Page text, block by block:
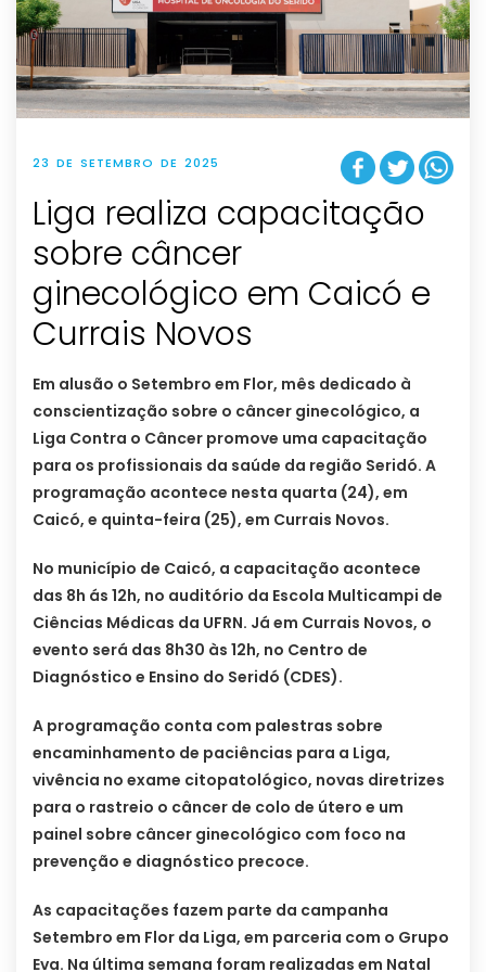
23 DE SETEMBRO DE 2025
Liga realiza capacitação
sobre câncer
ginecológico em Caicó e
Currais Novos
Em alusão o Setembro em Flor, mês dedicado à
conscientização sobre o câncer ginecológico, a
Liga Contra o Câncer promove uma capacitação
para os profissionais da saúde da região Seridó. A
programação acontece nesta quarta (24), em
Caicó, e quinta-feira (25), em Currais Novos.
No município de Caicó, a capacitação acontece
das 8h ás 12h, no auditório da Escola Multicampi de
Ciências Médicas da UFRN. Já em Currais Novos, o
evento será das 8h30 às 12h, no Centro de
Diagnóstico e Ensino do Seridó (CDES).
A programação conta com palestras sobre
encaminhamento de paciências para a Liga,
vivência no exame citopatológico, novas diretrizes
para o rastreio o câncer de colo de útero e um
painel sobre câncer ginecológico com foco na
prevenção e diagnóstico precoce.
As capacitações fazem parte da campanha
Setembro em Flor da Liga, em parceria com o Grupo
Eva. Na última semana foram realizadas em Natal